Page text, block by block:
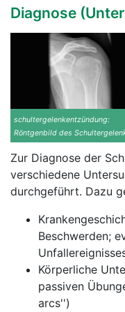
Diagnose
schultergelenkentzündung:
Röntgenbild des
Zur Diagnose der
verschiedene
durchgeführt. Dazu
Beschwerden;
Körperliche
passiven
arcs'')